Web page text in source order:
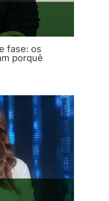
fase: os
porquê